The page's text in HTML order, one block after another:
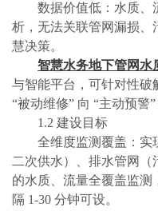
数据价值低：水质、
析，无法关联管网漏损、
慧决策。
智慧水务地下管网水
与智能平台，可针对性破
“被动维修” 向 “主动预警”
1.2 建设目标
全维度监测覆盖：实
二次供水）、排水管网（
的水质、流量全覆盖监测
隔 1-30 分钟可设。